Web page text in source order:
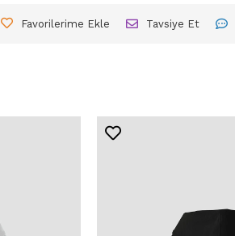
Favorilerime Ekle Tavsiye Et